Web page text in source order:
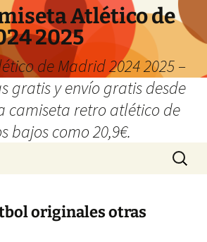
Atlético de
2025
de Madrid 2024 2025 –
gratis y envío gratis desde
camiseta retro atlético de
bajos como 20,9€.
Buscar:
originales otras